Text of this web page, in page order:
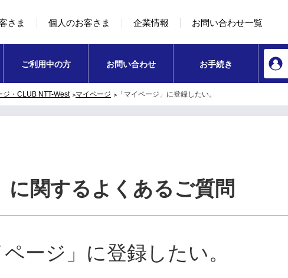
コンテンツのリンクナビゲーションへ移動
さま 個人のお客さま 企業情報 お問い合わせ一覧
ご利用中の方 お問い合わせ お手続き
ジ・CLUB NTT-West マイページ 「マイページ」に登録したい。
に関するよくあるご質問
ページ」に登録したい。